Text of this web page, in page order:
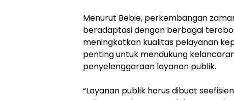
Menurut Bebie, perkembangan
beradaptasi dengan berbagai
meningkatkan kualitas pelayanan
penting untuk mendukung
penyelenggaraan layanan publik.
“Layanan publik harus dibuat